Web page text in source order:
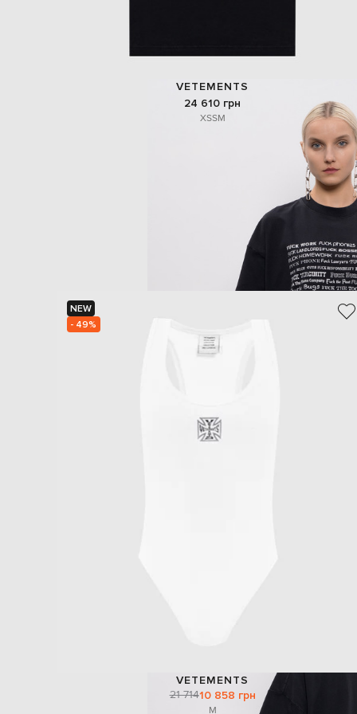
VETEMENTS
24 610 грн
XSSM
NEW
- 49%
VETEMENTS
21 71410 858 грн
M